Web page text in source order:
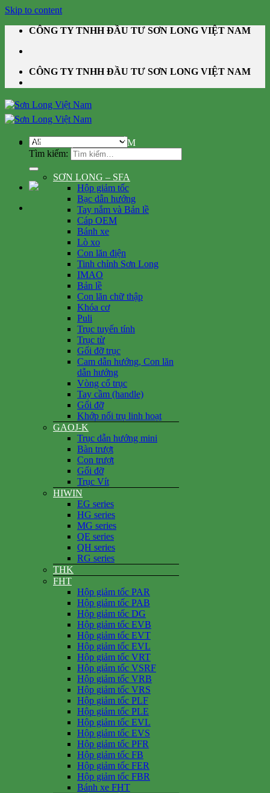
Skip to content
CÔNG TY TNHH ĐẦU TƯ SƠN LONG VIỆT NAM
CÔNG TY TNHH ĐẦU TƯ SƠN LONG VIỆT NAM
Tìm kiếm:
DANH MỤC SẢN PHẨM
SƠN LONG – SFA
Hộp giảm tốc
Bạc dẫn hướng
Tay nắm và Bản lề
Cáp OEM
Bánh xe
Lò xo
Con lăn điện
Tinh chỉnh Sơn Long
IMAO
Bản lề
Con lăn chữ thập
Khóa cơ
Puli
Trục tuyến tính
Trục từ
Gối đỡ trục
Cam dẫn hướng, Con lăn
dẫn hướng
Vòng cổ trục
Tay cầm (handle)
Gối đỡ
Khớp nối trụ linh hoạt
GAOJ-K
Trục dẫn hướng mini
Bàn trượt
Con trượt
Gối đỡ
Trục Vít
HIWIN
EG series
HG series
MG series
QE series
QH series
RG series
THK
FHT
Hộp giảm tốc PAR
Hộp giảm tốc PAB
Hộp giảm tốc DG
Hộp giảm tốc EVB
Hộp giảm tốc EVT
Hộp giảm tốc EVL
Hộp giảm tốc VRT
Hộp giảm tốc VSRF
Hộp giảm tốc VRB
Hộp giảm tốc VRS
Hộp giảm tốc PLF
Hộp giảm tốc PLE
Hộp giảm tốc EVL
Hộp giảm tốc EVS
Hộp giảm tốc PFR
Hộp giảm tốc FB
Hộp giảm tốc FER
Hộp giảm tốc FBR
Bánh xe FHT